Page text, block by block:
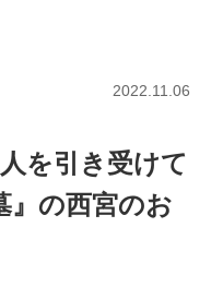
2022.11.06
を引き受けて
』の西宮のお